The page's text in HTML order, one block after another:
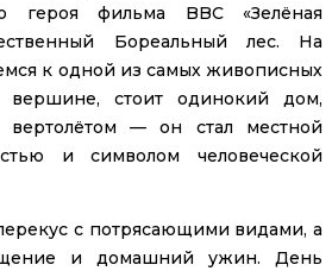
героя фильма BBC «Зелёная
Бореальный лес. На
к одной из самых живописных
вершине, стоит одинокий дом,
вертолётом — он стал местной
и символом человеческой
с потрясающими видами, а
и домашний ужин. День